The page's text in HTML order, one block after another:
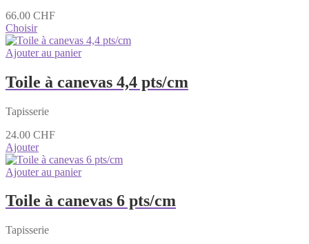
66.00 CHF
Choisir
Ajouter au panier
Toile à canevas 4,4 pts/cm
Tapisserie
24.00 CHF
Ajouter
Ajouter au panier
Toile à canevas 6 pts/cm
Tapisserie